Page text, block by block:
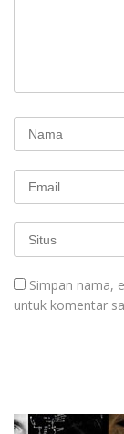
Simpan nama,
untuk komentar